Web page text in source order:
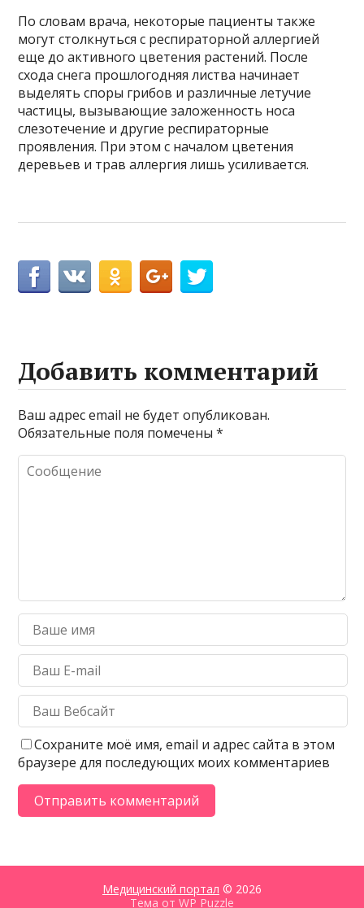
По словам врача, некоторые пациенты также
могут столкнуться с респираторной аллергией
еще до активного цветения растений. После
схода снега прошлогодняя листва начинает
выделять споры грибов и различные летучие
частицы, вызывающие заложенность носа
слезотечение и другие респираторные
проявления. При этом с началом цветения
деревьев и трав аллергия лишь усиливается.
Добавить комментарий
Ваш адрес email не будет опубликован.
Обязательные поля помечены*
Сохраните моё имя, email и адрес сайта в этом
браузере для последующих моих комментариев
Медицинский портал © 2026
Тема от WP Puzzle